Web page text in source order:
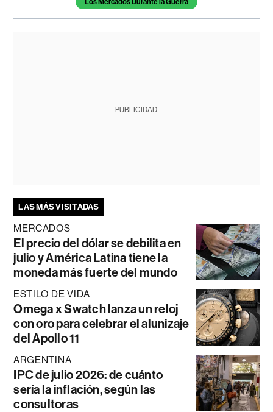
PUBLICIDAD
LAS MÁS VISITADAS
MERCADOS
El precio del dólar se debilita en
julio y América Latina tiene la
moneda más fuerte del mundo
ESTILO DE VIDA
Omega x Swatch lanza un reloj
con oro para celebrar el alunizaje
del Apollo 11
ARGENTINA
IPC de julio 2026: de cuánto
sería la inflación, según las
consultoras